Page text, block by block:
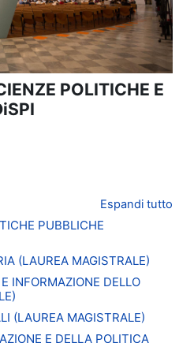
POLITICHE E
Espandi tutto
PUBBLICHE
(LAUREA MAGISTRALE)
INFORMAZIONE DELLO
(LAUREA MAGISTRALE)
E DELLA POLITICA